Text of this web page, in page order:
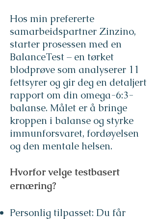
Hos min prefererte
samarbeidspartner Zinzino,
starter prosessen med en
BalanceTest – en tørket
blodprøve som analyserer 11
fettsyrer og gir deg en detaljert
rapport om din omega-6:3-
balanse. Målet er å bringe
kroppen i balanse og styrke
immunforsvaret, fordøyelsen
og den mentale helsen.
Hvorfor velge testbasert
ernæring?
Personlig tilpasset: Du får